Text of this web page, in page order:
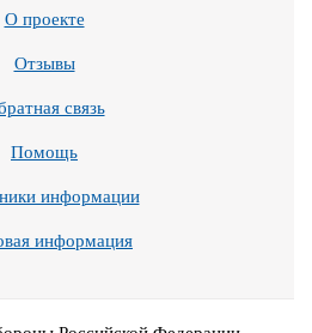
О проекте
Отзывы
связь
Помощь
информации
информация